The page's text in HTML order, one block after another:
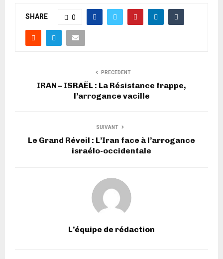
SHARE 0
PRECEDENT
IRAN – ISRAËL : La Résistance frappe,
l’arrogance vacille
SUIVANT
Le Grand Réveil : L’Iran face à l’arrogance
israélo-occidentale
L’équipe de rédaction